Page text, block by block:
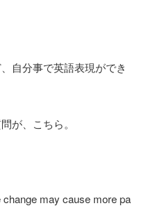
自分事で英語表現ができ
が、こちら。
may cause more pa